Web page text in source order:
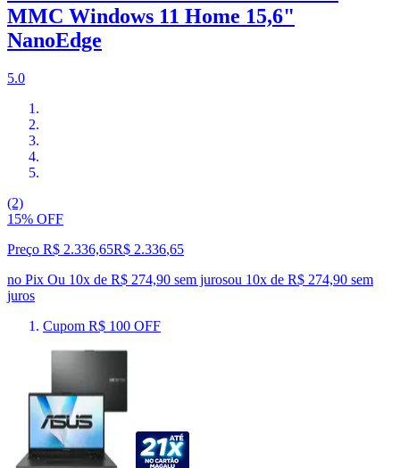
MMC Windows 11 Home 15,6"
NanoEdge
5.0
(2)
15% OFF
Preço R$ 2.336,65R$ 2.336,65
no Pix Ou 10x de R$ 274,90 sem jurosou 10x de R$ 274,90 sem
juros
Cupom R$ 100 OFF